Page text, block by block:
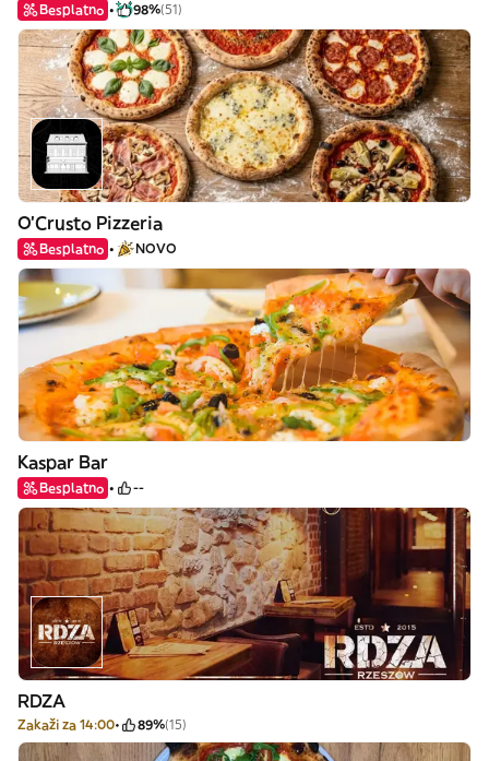
Besplatno 98%(51)
O'Crusto Pizzeria
Besplatno NOVO
Kaspar Bar
Besplatno --
RDZA
Zakaži za 14:00 89%(15)